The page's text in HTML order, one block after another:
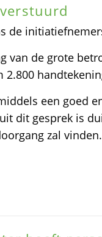
de
van de grote
een goed
dit gesprek is
zal vinden.